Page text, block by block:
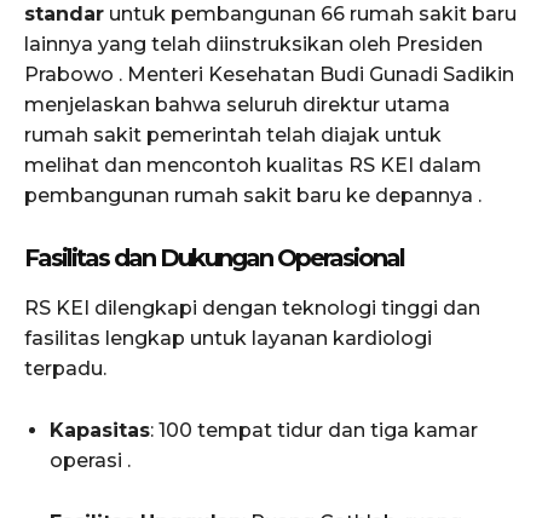
standar untuk pembangunan 66 rumah sakit baru
lainnya yang telah diinstruksikan oleh Presiden
Prabowo . Menteri Kesehatan Budi Gunadi Sadikin
menjelaskan bahwa seluruh direktur utama
rumah sakit pemerintah telah diajak untuk
melihat dan mencontoh kualitas RS KEI dalam
pembangunan rumah sakit baru ke depannya .
Fasilitas dan Dukungan Operasional
RS KEI dilengkapi dengan teknologi tinggi dan
fasilitas lengkap untuk layanan kardiologi
terpadu.
Kapasitas: 100 tempat tidur dan tiga kamar
operasi .